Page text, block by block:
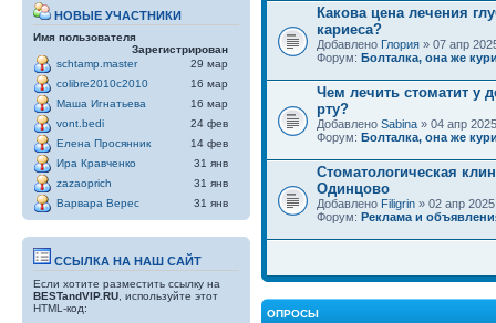
НОВЫЕ УЧАСТНИКИ
Имя пользователя
Зарегистрирован
schtamp.master
29 мар
colibre2010c2010
16 мар
Маша Игнатьева
16 мар
vont.bedi
24 фев
Елена Просянник
14 фев
Ира Кравченко
31 янв
zazaoprich
31 янв
Варвара Верес
31 янв
ССЫЛКА НА НАШ САЙТ
Если хотите разместить ссылку на
BESTandVIP.RU , используйте этот
HTML-код:
Какова цена лечения
кариеса?
Добавлено Глория » 07 апр
Форум: Болталка, она же
Чем лечить стоматит у
рту?
Добавлено Sabina » 04 апр
Форум: Болталка, она же
Стоматологическая
Одинцово
Добавлено Filigrin » 02 апр
Форум: Реклама и
ОПРОСЫ